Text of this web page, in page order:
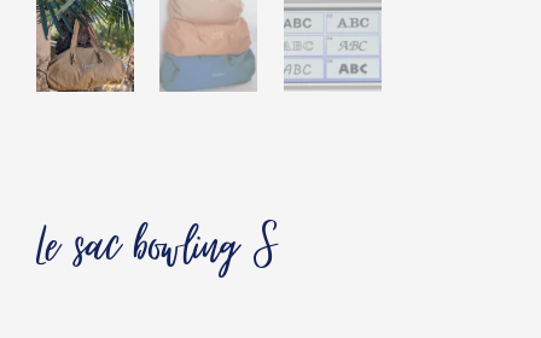
Le sac bowling S